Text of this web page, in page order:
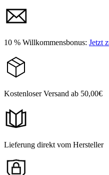
10 % Willkommensbonus: Jetzt
Kostenloser Versand ab 50,00€
Lieferung direkt vom Hersteller